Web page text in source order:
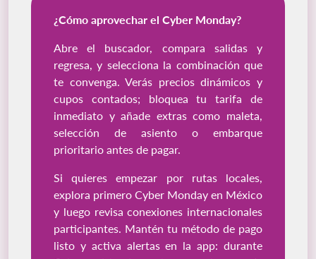
¿Cómo aprovechar el Cyber Monday?
Abre el buscador, compara salidas y
regresa, y selecciona la combinación que
te convenga. Verás precios dinámicos y
cupos contados; bloquea tu tarifa de
inmediato y añade extras como maleta,
selección de asiento o embarque
prioritario antes de pagar.
Si quieres empezar por rutas locales,
explora primero Cyber Monday en México
y luego revisa conexiones internacionales
participantes. Mantén tu método de pago
listo y activa alertas en la app: durante